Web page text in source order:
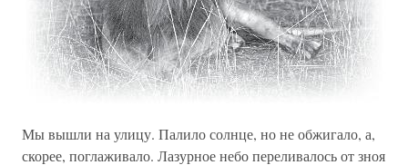
Мы вышли на улицу. Палило солнце, но не обжигало, а,
скорее, поглаживало. Лазурное небо переливалось от зноя